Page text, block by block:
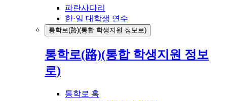
파란사다리
한·일 대학생 연수
통학로(路)(통합 학생지원 정보로)
통학로(路)(통합 학생지원 정보
로)
통학로 홈